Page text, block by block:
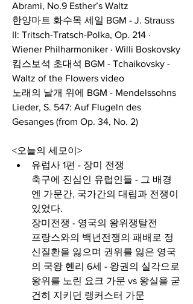
Abrami, No.9 Esther’s Waltz
한양마트 화수목 세일 BGM - J. Strauss
II: Tritsch-Tratsch-Polka, Op. 214 ·
Wiener Philharmoniker · Willi Boskovsky
킴스보석 초대석 BGM - Tchaikovsky -
Waltz of the Flowers video
노래의 날개 위에 BGM - Mendelssohns
Lieder, S. 547: Auf Flugeln des
Gesanges (from Op. 34, No. 2)
<오늘의 세모이>
유럽사 1편 - 장미 전쟁
축구에 진심인 유럽인들 - 그 배경
엔 가문간, 국가간의 대립과 전쟁이
있었다.
장미전쟁 - 영국의 왕위쟁탈전
프랑스와의 백년전쟁의 패배로 정
신질환을 잃으며 권위를 잃은 영국
의 국왕 헨리 6세 - 왕권의 실각으로
왕위를 노린 요크 가문 vs 왕실을 굳
건히 지키던 랭커스터 가문